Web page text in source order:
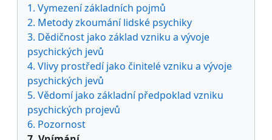
1. Vymezení základních pojmů
2. Metody zkoumání lidské psychiky
3. Dědičnost jako základ vzniku a vývoje
psychických jevů
4. Vlivy prostředí jako činitelé vzniku a vývoje
psychických jevů
5. Vědomí jako základní předpoklad vzniku
psychických projevů
6. Pozornost